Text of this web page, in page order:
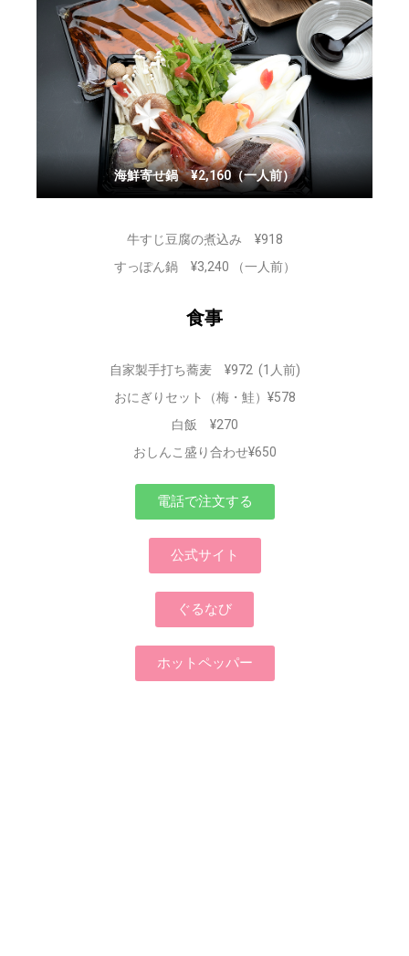
海鮮寄せ鍋 ¥2,160（一人前）
牛すじ豆腐の煮込み ¥918
すっぽん鍋 ¥3,240 （一人前）
食事
自家製手打ち蕎麦 ¥972 (1人前)
おにぎりセット（梅・鮭）¥578
白飯 ¥270
おしんこ盛り合わせ¥650
電話で注文する
公式サイト
ぐるなび
ホットペッパー